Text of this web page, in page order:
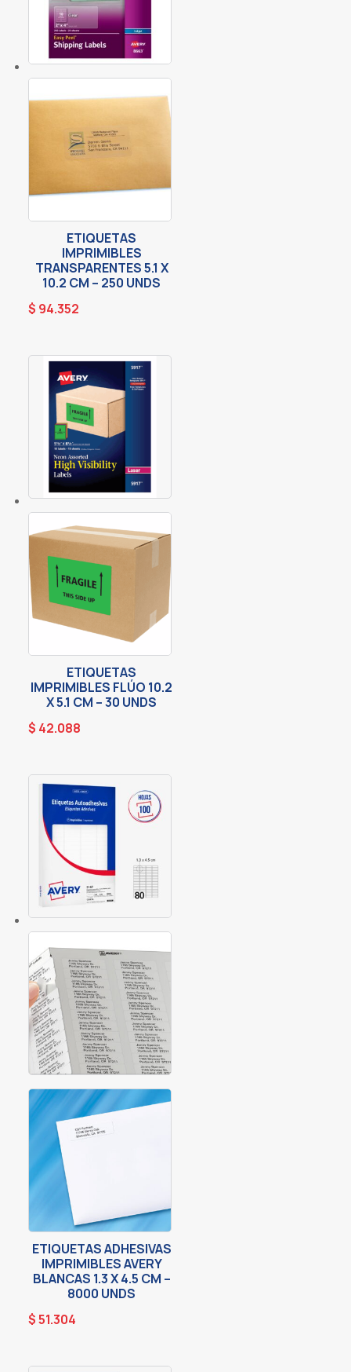
ETIQUETAS
IMPRIMIBLES
TRANSPARENTES 5.1 X
10.2 CM – 250 UNDS
$ 94.352
ETIQUETAS
IMPRIMIBLES FLÚO 10.2
X 5.1 CM – 30 UNDS
$ 42.088
ETIQUETAS ADHESIVAS
IMPRIMIBLES AVERY
BLANCAS 1.3 X 4.5 CM –
8000 UNDS
$51.304